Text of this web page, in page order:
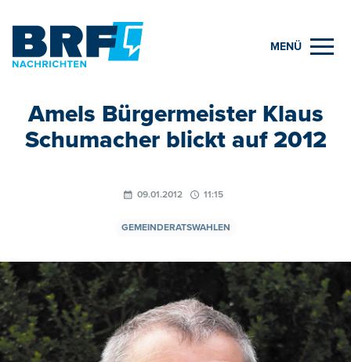
MENÜ
Amels Bürgermeister Klaus
Schumacher blickt auf 2012
09.01.2012 11:15
GEMEINDERATSWAHLEN